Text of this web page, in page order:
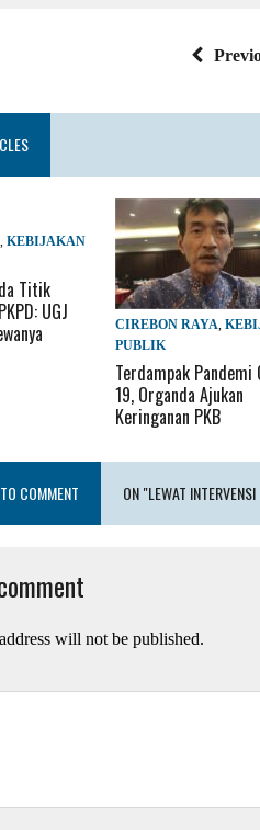
, KEBIJAKAN
Titik
UGJ
CIREBON RAYA,
PUBLIK
Terdampak Pandemi
19, Organda Ajukan
Keringanan PKB
COMMENT ON "LEWAT
will not be published.